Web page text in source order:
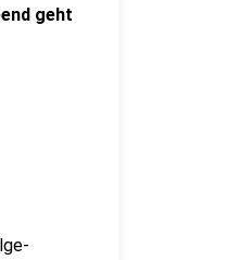
geht